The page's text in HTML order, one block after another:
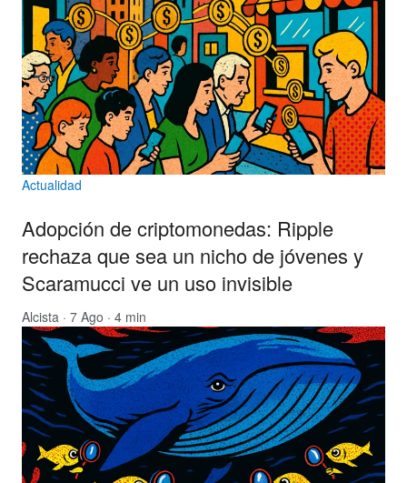
Actualidad
Adopción de criptomonedas: Ripple
rechaza que sea un nicho de jóvenes y
Scaramucci ve un uso invisible
Alcista · 7 Ago · 4 min